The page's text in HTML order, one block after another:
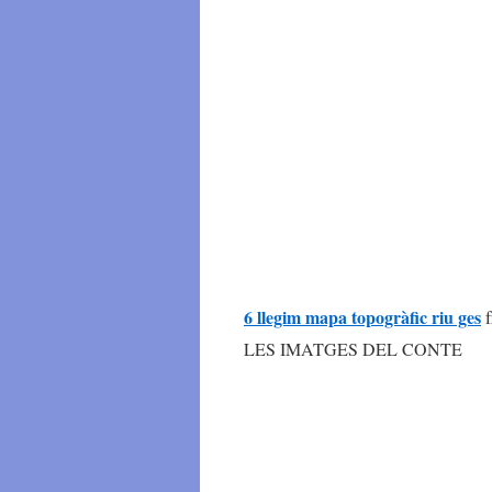
6 llegim mapa topogràfic riu ges
LES IMATGES DEL CONTE